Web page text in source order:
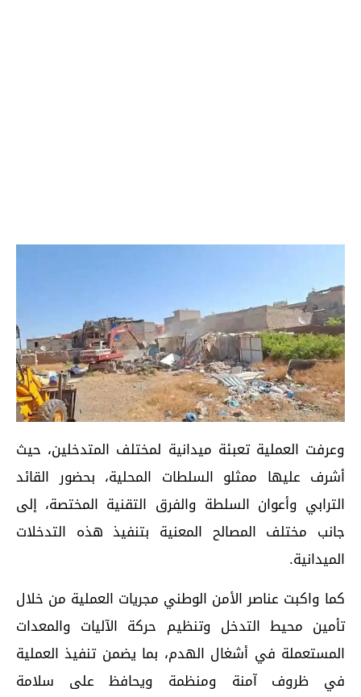
وعرفت العملية تعبئة ميدانية لمختلف المتدخلين، حيث
أشرف عليها ممثلو السلطات المحلية، بحضور القائد
الترابي وأعوان السلطة والفرق التقنية المختصة، إلى
جانب مختلف المصالح المعنية بتنفيذ هذه التدخلات
الميدانية.
كما واكبت عناصر الأمن الوطني مجريات العملية من خلال
تأمين محيط التدخل وتنظيم حركة الآليات والمعدات
المستعملة في أشغال الهدم، بما يضمن تنفيذ العملية
في ظروف آمنة ومنظمة ويحافظ على سلامة